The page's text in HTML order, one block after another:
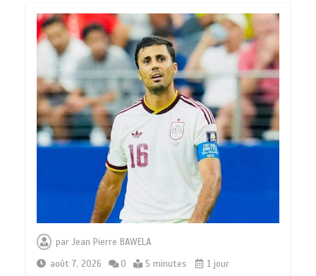
parJean Pierre BAWELA
août 7, 2026
0 5 minutes 1 jour